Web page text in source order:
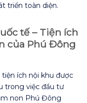
triển toàn diện.
tế – Tiện ích
của Phú Đông
ích nội khu được
trong việc đầu tư
non Phú Đông